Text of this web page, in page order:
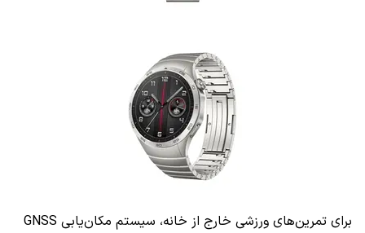
برای تمرین‌های ورزشی خارج از خانه، سیستم مکان‌یابی GNSS